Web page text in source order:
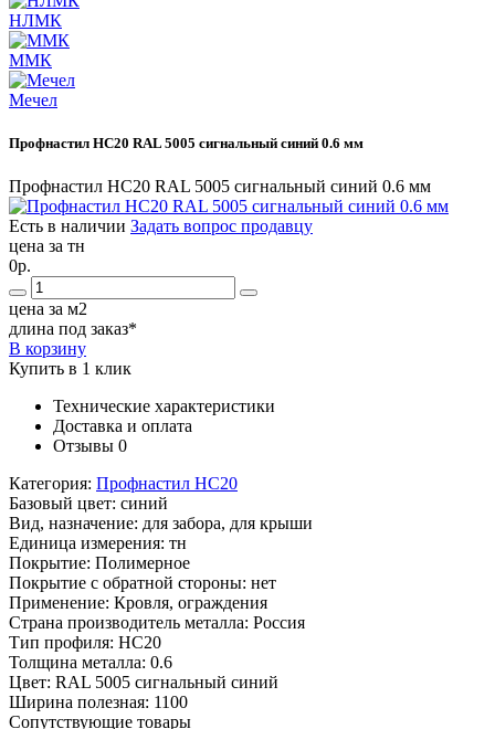
НЛМК
ММК
Мечел
Профнастил НС20 RAL 5005 сигнальный синий 0.6 мм
Профнастил НС20 RAL 5005 сигнальный синий 0.6 мм
Есть в наличии Задать вопрос продавцу
цена за тн
0р.
цена за м2
длина под заказ*
В корзину
Купить в 1 клик
Технические характеристики
Доставка и оплата
Отзывы 0
Категория: Профнастил НС20
Базовый цвет: синий
Вид, назначение: для забора, для крыши
Единица измерения: тн
Покрытие: Полимерное
Покрытие с обратной стороны: нет
Применение: Кровля, ограждения
Страна производитель металла: Россия
Тип профиля: НС20
Толщина металла: 0.6
Цвет: RAL 5005 сигнальный синий
Ширина полезная: 1100
Сопутствующие товары